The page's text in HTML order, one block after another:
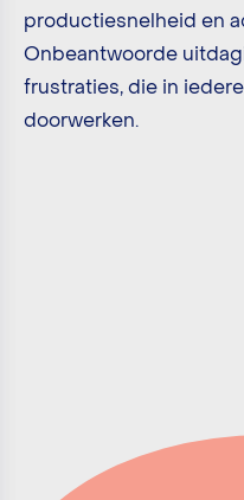
productiesnelheid en
Onbeantwoorde
frustraties, die in
doorwerken.